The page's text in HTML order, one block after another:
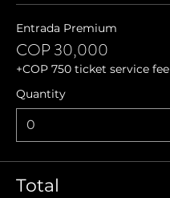
Entrada Premium
COP 30,000
+COP 750 ticket service fee
Quantity
Total